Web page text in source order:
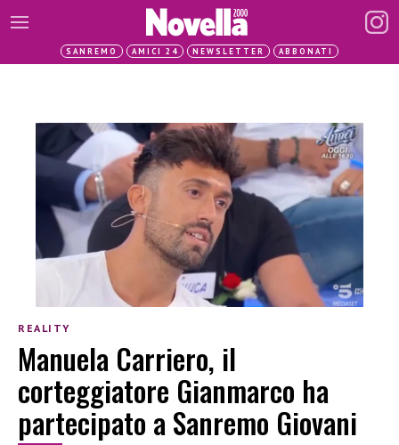
SANREMO AMICI 24 NEWSLETTER ABBONATI
REALITY
Manuela Carriero, il
corteggiatore Gianmarco ha
partecipato a Sanremo Giovani